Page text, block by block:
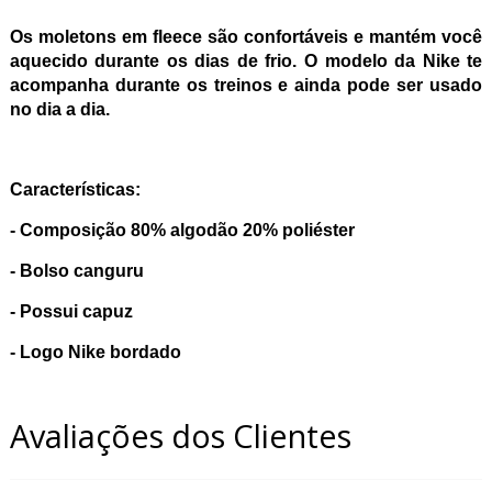
Os moletons em fleece são confortáveis e mantém você
aquecido durante os dias de frio. O modelo da Nike te
acompanha durante os treinos e ainda pode ser usado
no dia a dia.
Características:
- Composição 80% algodão 20% poliéster
- Bolso canguru
- Possui capuz
- Logo Nike bordado
Avaliações dos Clientes